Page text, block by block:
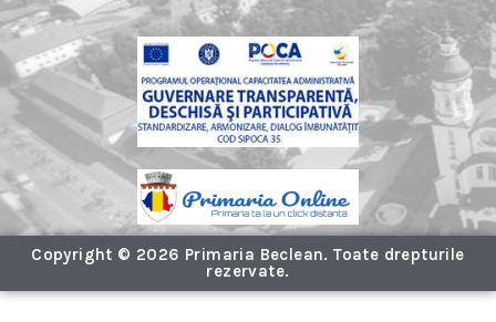
Copyright © 2026 Primaria Beclean. Toate drepturile
rezervate.